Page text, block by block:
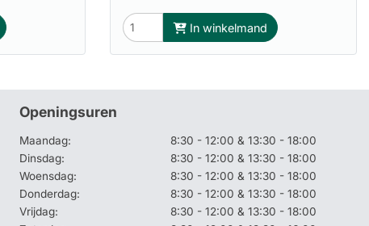
In winkelmand
Openingsuren
Maandag:
8:30 - 12:00 & 13:30 - 18:00
Dinsdag:
8:30 - 12:00 & 13:30 - 18:00
Woensdag:
8:30 - 12:00 & 13:30 - 18:00
Donderdag:
8:30 - 12:00 & 13:30 - 18:00
Vrijdag:
8:30 - 12:00 & 13:30 - 18:00